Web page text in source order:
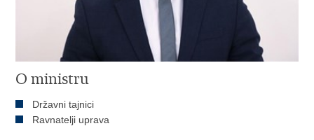
O ministru
Državni tajnici
Ravnatelji uprava